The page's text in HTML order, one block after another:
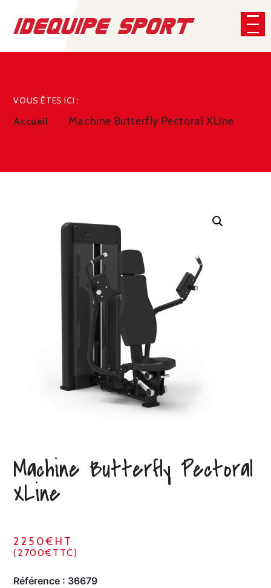
VOUS ÊTES ICI :
Accueil Machine Butterfly Pectoral XLine
Machine Butterfly Pectoral
XLine
2250€HT
(2700€TTC)
Référence : 36679